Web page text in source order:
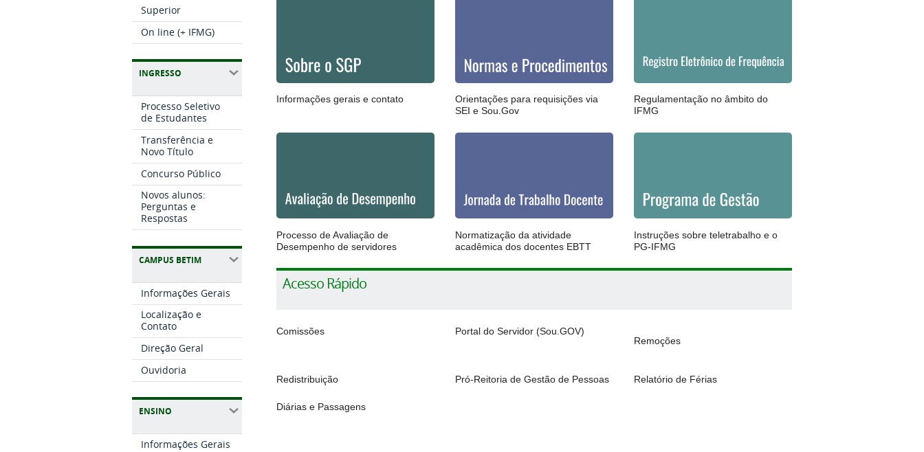
Superior
On line (+ IFMG)
INGRESSO
Processo Seletivo
de Estudantes
Transferência e
Novo Título
Concurso Público
Novos alunos:
Perguntas e
Respostas
CAMPUS BETIM
Informações Gerais
Localização e
Contato
Direção Geral
Ouvidoria
ENSINO
Informações Gerais
Informações gerais e contato
Orientações para requisições via
SEI e Sou.Gov
Regulamentação no âmbito do
IFMG
Processo de Avaliação de
Desempenho de servidores
Normatização da atividade
acadêmica dos docentes EBTT
Instruções sobre teletrabalho e o
PG-IFMG
Acesso Rápido
Comissões
Portal do Servidor (Sou.GOV)
Remoções
Redistribuição Pró-Reitoria de Gestão de Pessoas Relatório de Férias
Diárias e Passagens